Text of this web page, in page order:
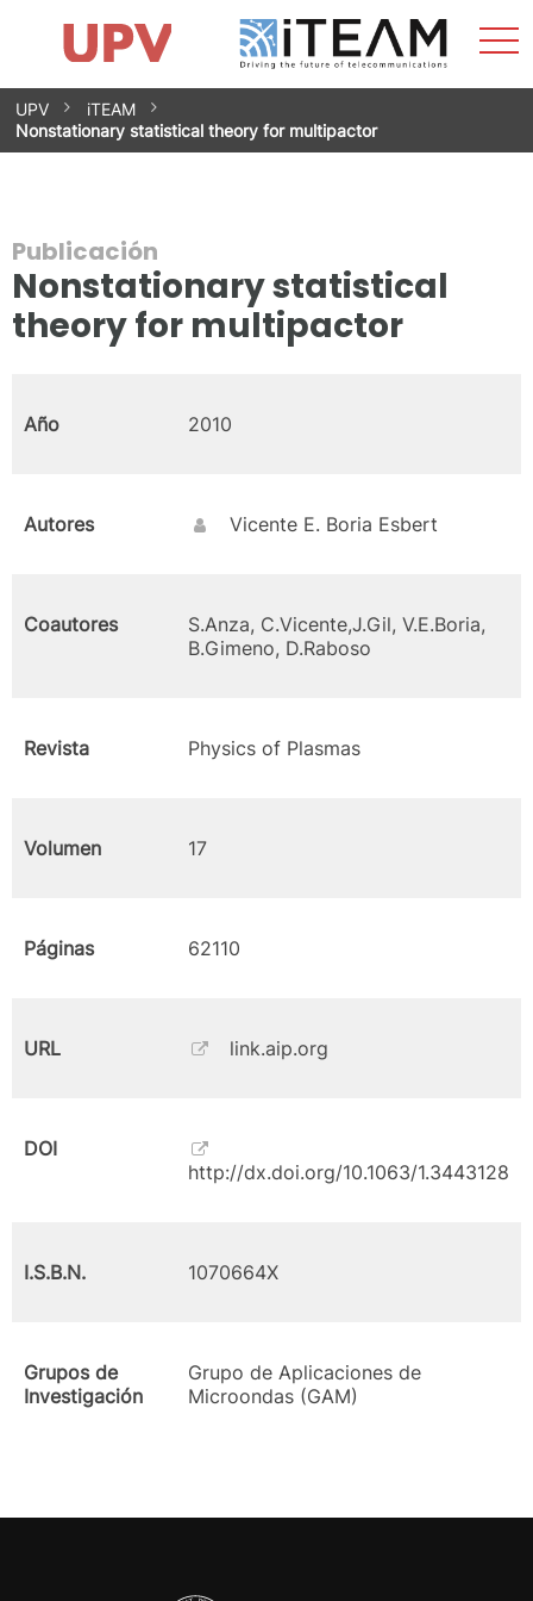
Saltar
contenido
Impacto
Grupos de investigación
Instalaciones
Spin-offs
Contacto
Prácticas
Noticias
Unidad de Igualdad
UPV
iTEAM
Nonstationary statistical theory for multipactor
Publicación
Nonstationary statistical
theory for multipactor
Año 2010
Autores Vicente E. Boria Esbert
Coautores
S.Anza, C.Vicente,J.Gil, V.E.Boria,
B.Gimeno, D.Raboso
Revista Physics of Plasmas
Volumen 17
Páginas 62110
URL link.aip.org
DOI
http://dx.doi.org/10.1063/1.3443128
I.S.B.N. 1070664X
Grupos de
Investigación
Grupo de Aplicaciones de
Microondas (GAM)